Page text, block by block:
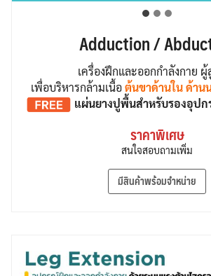
Adduction /
เครื่องฝึกและออกกำลังกาย ผู้
เพื่อบริหารกล้ามเนื้อต้นขาด้านใน ด้า
แผ่นยางปูพื้นสำหรับรองอุป
ราคาพิเศษ
สนใจสอบถามเพิ่ม
มีสินค้าพร้อมจำหน่าย